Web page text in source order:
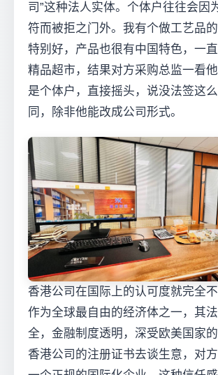
司”这种法人实体。个体户往往会因
符而被拒之门外。我有个做工艺品
特别好，产品也很有中国特色，一
精品超市，结果对方采购总监一看
是个体户，直接摇头，说没法签这
同，除非他能改成公司形式。
香港公司在国际上的认可度就完全
作为全球最自由的经济体之一，其
全，金融制度透明，深受欧美国家
香港公司的注册证书去谈生意，对